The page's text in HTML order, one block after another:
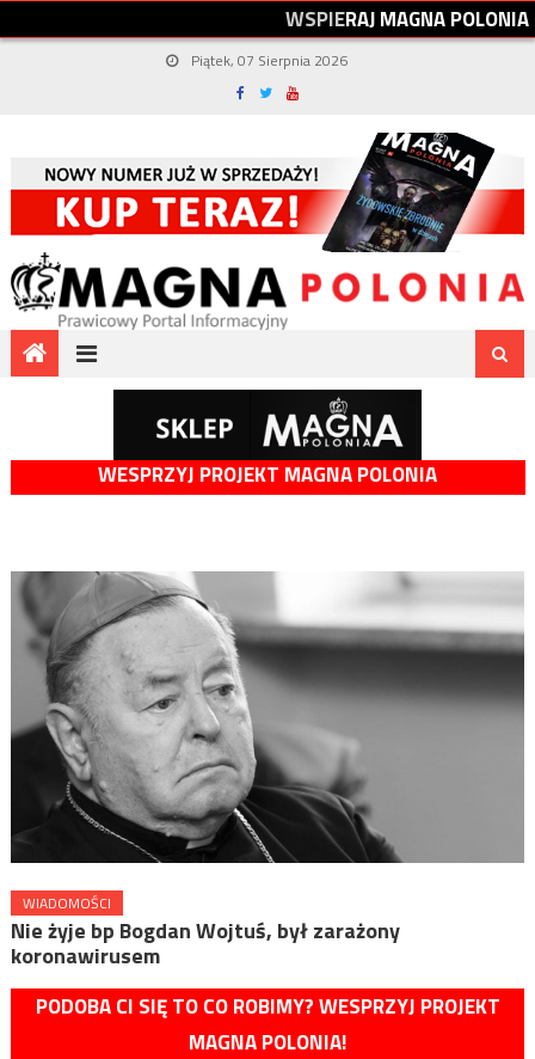
WSPIERAJMAGNAPOLONIA
Piątek, 07 Sierpnia 2026
WESPRZYJ PROJEKT MAGNA POLONIA
WIADOMOŚCI
Nie żyje bp Bogdan Wojtuś, był zarażony
koronawirusem
PODOBA CI SIĘ TO CO ROBIMY? WESPRZYJ PROJEKT
MAGNA POLONIA!